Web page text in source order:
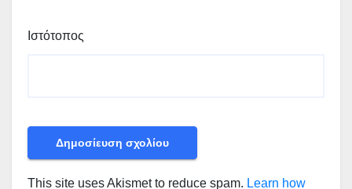
Ιστότοπος
This site uses Akismet to reduce spam. Learn how